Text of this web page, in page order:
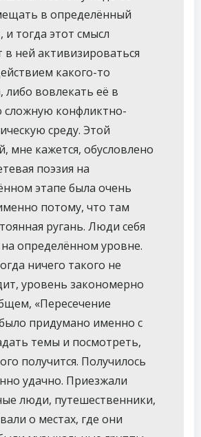
в определённый
и тогда этот смысл
в ней активизироваться
какого-то
либо вовлекать её в
сложную конфликтно-
среду. Этой
мне кажется, обусловлено
поэзия на
этапе была очень
потому, что там
ругань. Люди себя
определённом уровне.
ничего такого не
уровень закономерно
«Пересечение
придумано именно с
темы и посмотреть,
получится. Получилось
удачно. Приезжали
люди, путешественники,
о местах, где они